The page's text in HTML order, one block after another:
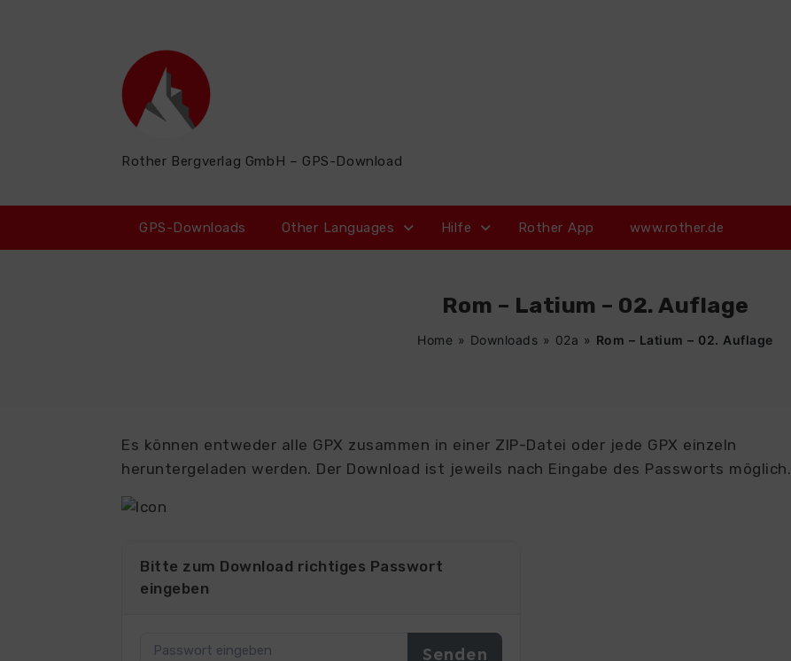
Rother Bergverlag GmbH – GPS-Download
GPS-Downloads Other Languages Hilfe Rother App www.rother.de
Rom – Latium – 02. Auflage
Home » Downloads » 02a » Rom – Latium – 02. Auflage
Es können entweder alle GPX zusammen in einer ZIP-Datei oder jede GPX einzeln
heruntergeladen werden. Der Download ist jeweils nach Eingabe des Passworts möglich.
Bitte zum Download richtiges Passwort
eingeben